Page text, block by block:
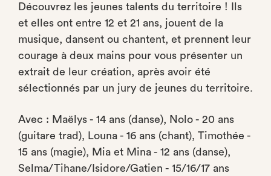
Découvrez les jeunes talents du territoire ! Ils
et elles ont entre 12 et 21 ans, jouent de la
musique, dansent ou chantent, et prennent leur
courage à deux mains pour vous présenter un
extrait de leur création, après avoir été
sélectionnés par un jury de jeunes du territoire.
Avec : Maëlys - 14 ans (danse), Nolo - 20 ans
(guitare trad), Louna - 16 ans (chant), Timothée -
15 ans (magie), Mia et Mina - 12 ans (danse),
Selma/Tihane/Isidore/Gatien - 15/16/17 ans